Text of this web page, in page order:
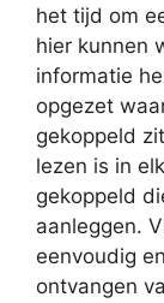
het tijd om
hier kunnen
informatie
opgezet
gekoppeld
lezen is in
gekoppeld
aanleggen.
eenvoudig
ontvangen